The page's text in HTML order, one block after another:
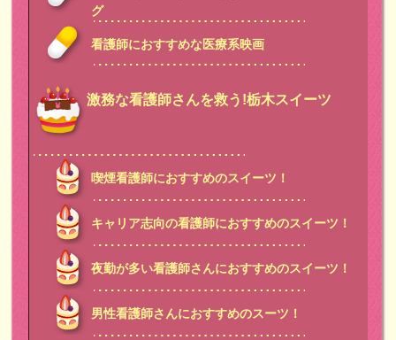
グ
看護師におすすめな医療系映画
激務な看護師さんを救う!栃木スイーツ
喫煙看護師におすすめのスイーツ！
キャリア志向の看護師におすすめのスイーツ！
夜勤が多い看護師さんにおすすめのスイーツ！
男性看護師さんにおすすめのスーツ！